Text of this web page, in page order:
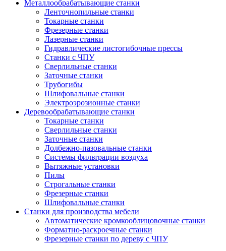
Металлообрабатывающие станки
Ленточнопильные станки
Токарные станки
Фрезерные станки
Лазерные станки
Гидравлические листогибочные прессы
Станки с ЧПУ
Сверлильные станки
Заточные станки
Трубогибы
Шлифовальные станки
Электроэрозионные станки
Деревообрабатывающие станки
Токарные станки
Сверлильные станки
Заточные станки
Долбежно-пазовальные станки
Системы фильтрации воздуха
Вытяжные установки
Пилы
Строгальные станки
Фрезерные станки
Шлифовальные станки
Станки для производства мебели
Автоматические кромкооблицовочные станки
Форматно-раскроечные станки
Фрезерные станки по дереву с ЧПУ